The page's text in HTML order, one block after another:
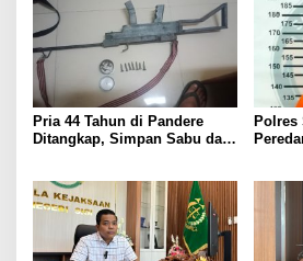
Pria 44 Tahun di Pandere
Ditangkap, Simpan Sabu dan
Polres